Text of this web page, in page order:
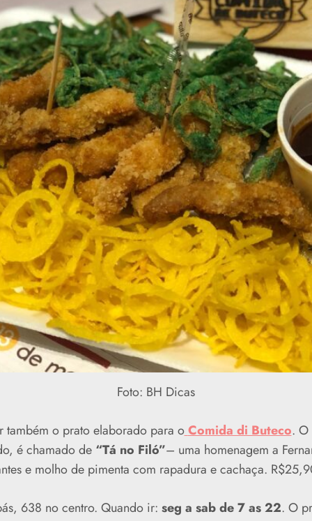
Foto: BH Dicas
também o prato elaborado para oComida di Buteco. O
é chamado de “Tá no Filó”– uma homenagem a
e molho de pimenta com rapadura e cachaça.
638 no centro. Quando ir: seg a sab de 7 as 22. O